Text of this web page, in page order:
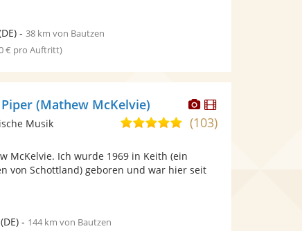
- 38 km von Bautzen
€ pro Auftritt)
Dieser
Künstler
stellt
bereit.
Dieser
Künstler
(Mathew McKelvie)
5,0
5
Sternen
(103)
Musik
McKelvie. Ich wurde 1969 in Keith (ein
von Schottland) geboren und war hier seit
- 144 km von Bautzen